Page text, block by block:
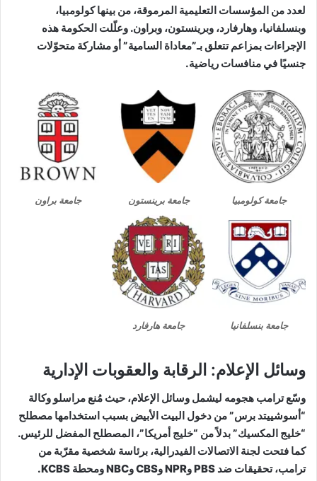
لعدد من المؤسسات التعليمية المرموقة، من بينها كولومبيا،
وبنسلفانيا، وهارفارد، وبرينستون، وبراون. وعلّلت الحكومة هذه
الإجراءات بمزاعم تتعلق بـ”معاداة السامية” أو مشاركة متحوّلات
جنسيًا في منافسات رياضية.
جامعة كولومبيا جامعة برينستون جامعة براون
جامعة بنسلفانيا جامعة هارفارد
وسائل الإعلام: الرقابة والعقوبات الإدارية
وسّع ترامب هجومه ليشمل وسائل الإعلام، حيث مُنع مراسلو وكالة
“أسوشييتد برس” من دخول البيت الأبيض بسبب استخدامها مصطلح
“خليج المكسيك” بدلاً من “خليج أمريكا”، المصطلح المفضل للرئيس.
كما فتحت لجنة الاتصالات الفيدرالية، برئاسة شخصية مقرّبة من
ترامب، تحقيقات ضد PBS وNPR وCBS وNBC ومحطة KCBS.